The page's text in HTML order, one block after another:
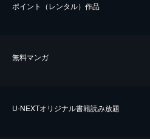
ポイント（レンタル）作品
無料マンガ
U-NEXTオリジナル書籍読み放題